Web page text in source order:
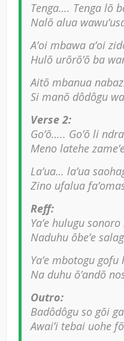
Tenga…. Tenga lõ
Nalõ alua
A’oi mbawa a’oi
Hulõ urõrõ’õ ba
Aitõ mbanua
Si manõ dôdôgu
Verse 2:
Go’õ….. Go’õ li
Meno latehe
La’ua… la’ua
Zino ufalua
Reff:
Ya’e hulugu
Naduhu õbe’e
Ya’e mbotogu
Na duhu õ’andõ
Outro:
Badôdôgu so gõi
Awai’i tebai uohe